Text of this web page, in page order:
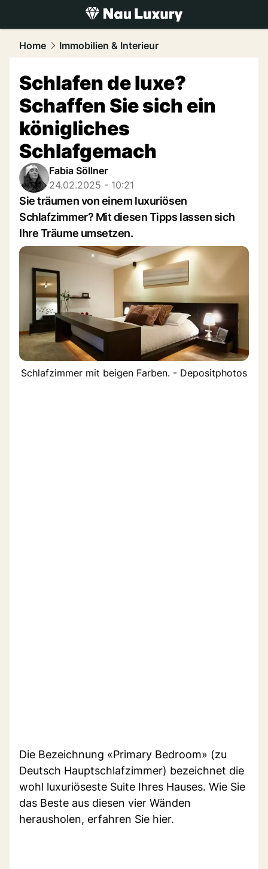
luxury.NAU.ch
Home Immobilien & Interieur
Schlafen de luxe?
Schaffen Sie sich ein
königliches
Schlafgemach
Fabia Söllner
24.02.2025 - 10:21
Sie träumen von einem luxuriösen
Schlafzimmer? Mit diesen Tipps lassen sich
Ihre Träume umsetzen.
Schlafzimmer mit beigen Farben. - Depositphotos
Die Bezeichnung «Primary Bedroom» (zu
Deutsch Hauptschlafzimmer) bezeichnet die
wohl luxuriöseste Suite Ihres Hauses. Wie Sie
das Beste aus diesen vier Wänden
herausholen, erfahren Sie hier.